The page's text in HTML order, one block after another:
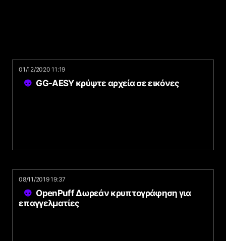
01/12/2020 11:19
GG-AESY κρύψτε αρχεία σε εικόνες
08/11/2019 19:37
OpenPuff Δωρεάν κρυπτογράφηση για
επαγγελματίες